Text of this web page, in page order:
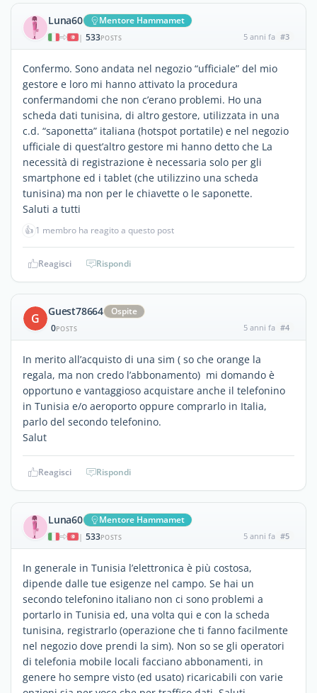
Luna60 Mentore Hammamet
| 533POSTS 5 anni fa #3
Confermo. Sono andata nel negozio “ufficiale” del mio
gestore e loro mi hanno attivato la procedura
confermandomi che non c’erano problemi. Ho una
scheda dati tunisina, di altro gestore, utilizzata in una
c.d. “saponetta” italiana (hotspot portatile) e nel negozio
ufficiale di quest’altro gestore mi hanno detto che La
necessità di registrazione è necessaria solo per gli
smartphone ed i tablet (che utilizzino una scheda
tunisina) ma non per le chiavette o le saponette.
Saluti a tutti
👍 1 membro ha reagito a questo post
Reagisci Rispondi
G Guest78664
Ospite
0POSTS 5 anni fa #4
In merito all’acquisto di una sim ( so che orange la
regala, ma non credo l’abbonamento) mi domando è
opportuno e vantaggioso acquistare anche il telefonino
in Tunisia e/o aeroporto oppure comprarlo in Italia,
parlo del secondo telefonino.
Salut
Reagisci Rispondi
Luna60 Mentore Hammamet
| 533POSTS 5 anni fa #5
In generale in Tunisia l’elettronica è più costosa,
dipende dalle tue esigenze nel campo. Se hai un
secondo telefonino italiano non ci sono problemi a
portarlo in Tunisia ed, una volta qui e con la scheda
tunisina, registrarlo (operazione che ti fanno facilmente
nel negozio dove prendi la sim). Non so se gli operatori
di telefonia mobile locali facciano abbonamenti, in
genere ho sempre visto (ed usato) ricaricabili con varie